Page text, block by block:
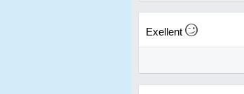
Exellent